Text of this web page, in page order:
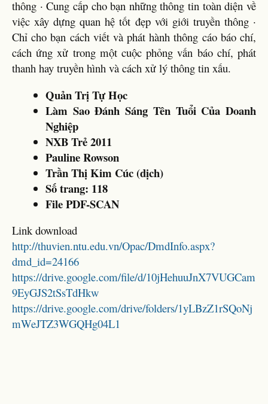
thông · Cung cấp cho bạn những thông tin toàn diện về
việc xây dựng quan hệ tốt đẹp với giới truyền thông ·
Chỉ cho bạn cách viết và phát hành thông cáo báo chí,
cách ứng xử trong một cuộc phỏng vấn báo chí, phát
thanh hay truyền hình và cách xử lý thông tin xấu.
Quản Trị Tự Học
Làm Sao Đánh Sáng Tên Tuổi Của Doanh
Nghiệp
NXB Trẻ 2011
Pauline Rowson
Trần Thị Kim Cúc (dịch)
Số trang: 118
File PDF-SCAN
Link download
http://thuvien.ntu.edu.vn/Opac/DmdInfo.aspx?
dmd_id=24166
https://drive.google.com/file/d/10jHehuuJnX7VUGCam
9EyGJS2tSsTdHkw
https://drive.google.com/drive/folders/1yLBzZ1rSQoNj
mWeJTZ3WGQHg04L1